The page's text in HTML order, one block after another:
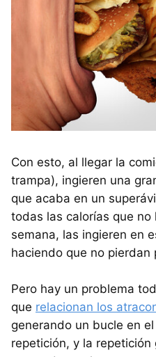
Con esto, al llegar la
trampa), ingieren una
que acaba en un
todas las calorías que
semana, las ingieren en
haciendo que no pierdan
Pero hay un problema
que relacionan los
generando un bucle en
repetición, y la